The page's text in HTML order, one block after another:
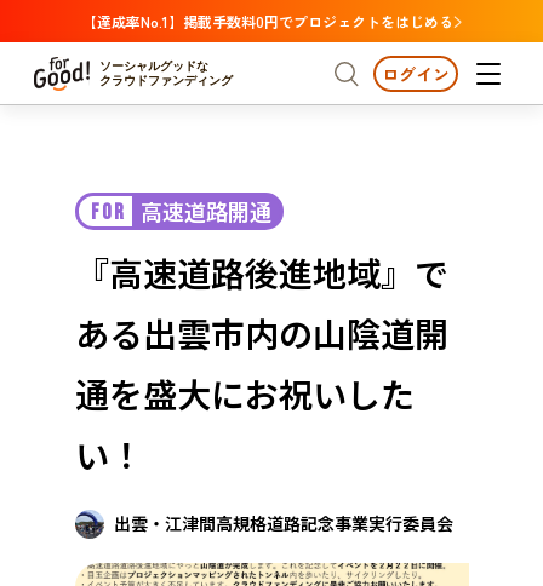
【達成率No.1】掲載手数料0円でプロジェクトをはじめる
ソーシャルグッドな
クラウドファンディング
プロジェクトからさがす
カテゴリーからさがす 国際協力
医療・福祉
人権・マイノリティ
近畿
中国
注目 新着
支援金額が多い
支援人数が多い
終了日が近い
カテゴリーからさがす
国際協力 医療・福祉
子ども・教育
環境・エシカル
人権・マイノリティ
社会貢献
地域からさがす
北海道 青森 岩手 宮城 秋田 山形
ログイン
FOR 高速道路開通
『高速道路後進地域』で
ある出雲市内の山陰道開
通を盛大にお祝いした
い！
出雲・江津間高規格道路記念事業実行委員会